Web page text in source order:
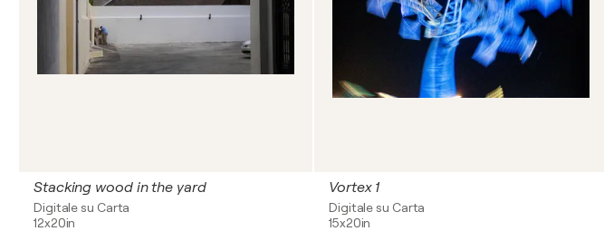
Stacking wood in the yard
Digitale su Carta
12x20in
Vortex 1
Digitale su Carta
15x20in